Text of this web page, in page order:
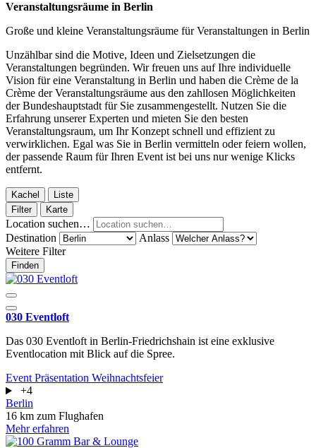
Veranstaltungsräume in Berlin
Große und kleine Veranstaltungsräume für Veranstaltungen in Berlin
Unzählbar sind die Motive, Ideen und Zielsetzungen die
Veranstaltungen begründen. Wir freuen uns auf Ihre individuelle
Vision für eine Veranstaltung in Berlin und haben die Crème de la
Crème der Veranstaltungsräume aus den zahllosen Möglichkeiten
der Bundeshauptstadt für Sie zusammengestellt. Nutzen Sie die
Erfahrung unserer Experten und mieten Sie den besten
Veranstaltungsraum, um Ihr Konzept schnell und effizient zu
verwirklichen. Egal was Sie in Berlin vermitteln oder feiern wollen,
der passende Raum für Ihren Event ist bei uns nur wenige Klicks
entfernt.
Kachel
Liste
Filter
Karte
Location suchen…
Destination
Anlass
Weitere Filter
Finden
030 Eventloft
Das 030 Eventloft in Berlin-Friedrichshain ist eine exklusive
Eventlocation mit Blick auf die Spree.
Event Präsentation Weihnachtsfeier
+4
Berlin
16 km zum Flughafen
Mehr erfahren